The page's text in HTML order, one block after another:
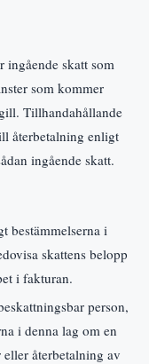
ingående skatt som
som kommer
Tillhandahållande
återbetalning enligt
ingående skatt.
bestämmelserna i
skattens belopp
i fakturan.
person,
i denna lag om en
återbetalning av